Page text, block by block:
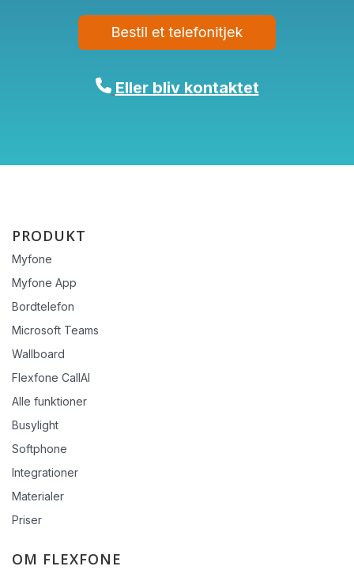
Eller bliv kontaktet
PRODUKT
Myfone
Myfone App
Bordtelefon
Microsoft Teams
Wallboard
Flexfone CallAI
Alle funktioner
Busylight
Softphone
Integrationer
Materialer
Priser
OM FLEXFONE